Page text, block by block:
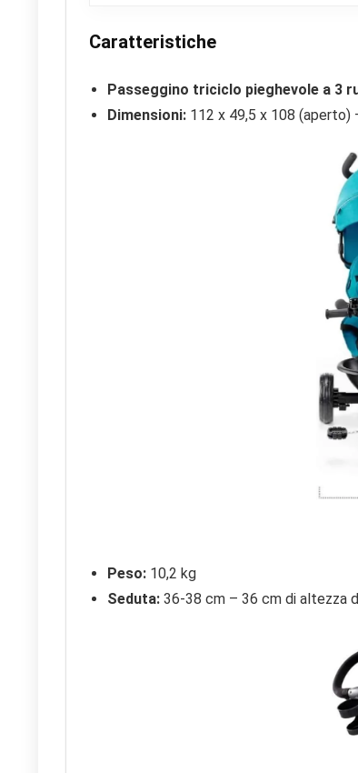
Caratteristiche
Passeggino triciclo pieghevole a 3
Dimensioni: 112 x 49,5 x 108 (aperto)
Peso: 10,2 kg
Seduta: 36-38 cm – 36 cm di altezza